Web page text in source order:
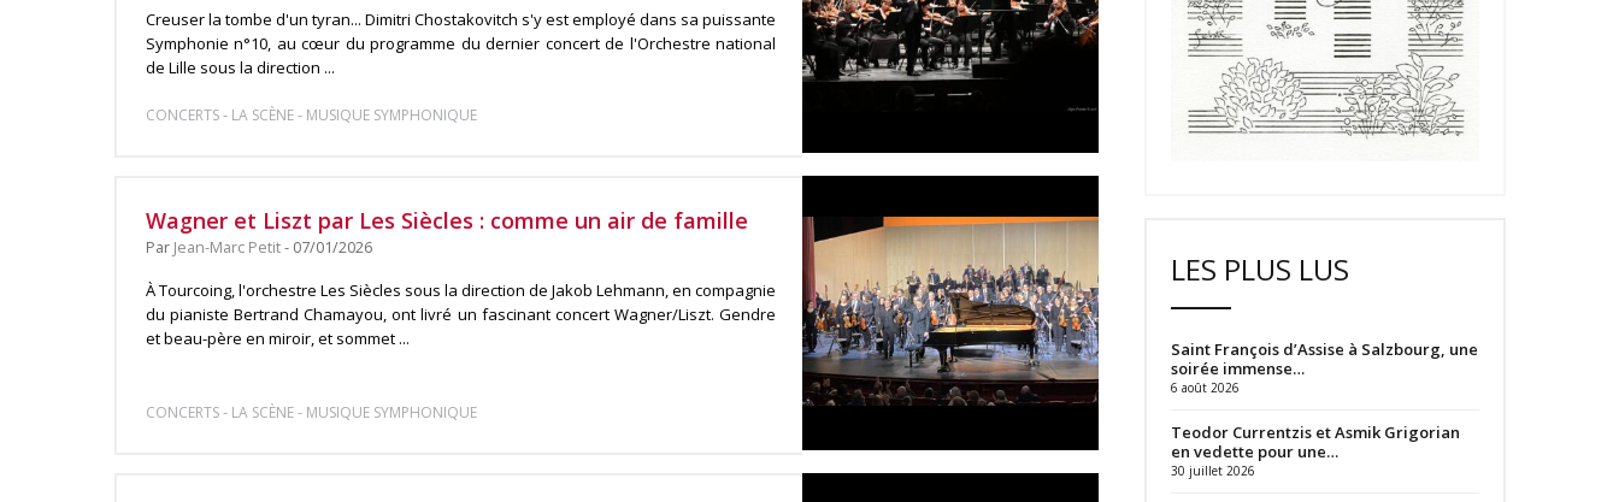
Creuser la tombe d'un tyran... Dimitri Chostakovitch s'y est employé dans sa puissante
Symphonie n°10, au cœur du programme du dernier concert de l'Orchestre national
de Lille sous la direction ...
CONCERTS- LA SCÈNE- MUSIQUE SYMPHONIQUE
Wagner et Liszt par Les Siècles : comme un air de famille
Par Jean-Marc Petit- 07/01/2026
À Tourcoing, l'orchestre Les Siècles sous la direction de Jakob Lehmann, en compagnie
du pianiste Bertrand Chamayou, ont livré un fascinant concert Wagner/Liszt. Gendre
et beau-père en miroir, et sommet ...
CONCERTS- LA SCÈNE- MUSIQUE SYMPHONIQUE
LES PLUS LUS
Saint François d’Assise à Salzbourg, une
soirée immense…
6 août 2026
Teodor Currentzis et Asmik Grigorian
en vedette pour une…
30 juillet 2026